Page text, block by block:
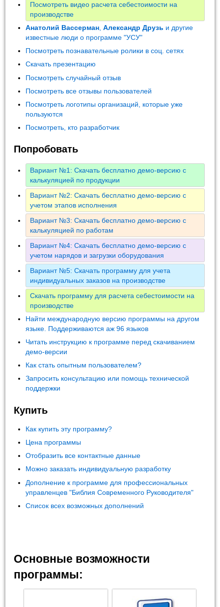
Посмотреть видео расчета себестоимости на
производстве
Анатолий Вассерман ,Александр Друзь и другие
известные люди о программе "УСУ"
Посмотреть познавательные ролики в соц. сетях
Скачать презентацию
Посмотреть случайный отзыв
Посмотреть все отзывы пользователей
Посмотреть логотипы организаций, которые уже
пользуются
Посмотреть, кто разработчик
Попробовать
Вариант №1: Скачать бесплатно демо-версию с
калькуляцией по продукции
Вариант №2: Скачать бесплатно демо-версию с
учетом этапов исполнения
Вариант №3: Скачать бесплатно демо-версию с
калькуляцией по работам
Вариант №4: Скачать бесплатно демо-версию с
учетом нарядов и загрузки оборудования
Вариант №5: Скачать программу для учета
индивидуальных заказов на производстве
Скачать программу для расчета себестоимости на
производстве
Найти международную версию программы на другом
языке. Поддерживаются аж 96 языков
Читать инструкцию к программе перед скачиванием
демо-версии
Как стать опытным пользователем?
Запросить консультацию или помощь технической
поддержки
Купить
Как купить эту программу?
Цена программы
Отобразить все контактные данные
Можно заказать индивидуальную разработку
Дополнение к программе для профессиональных
управленцев "Библия Современного Руководителя"
Список всех возможных дополнений
Основные возможности
программы: